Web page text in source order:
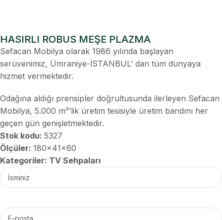
HASIRLI ROBUS MEŞE PLAZMA
Sefacan Mobilya olarak 1986 yılında başlayan
serüvenimiz, Ümraniye-İSTANBUL’ dan tüm dünyaya
hizmet vermektedir.
Odağına aldığı prensipler doğrultusunda ilerleyen Sefacan
Mobilya, 5.000 m²’lik üretim tesisiyle üretim bandını her
geçen gün genişletmektedir.
Stok kodu: 5327
Ölçüler: 180x41x60
Kategoriler: TV Sehpaları